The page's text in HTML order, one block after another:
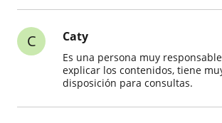
C Caty
Es una persona muy
explicar los contenidos, tiene
disposición para consultas.